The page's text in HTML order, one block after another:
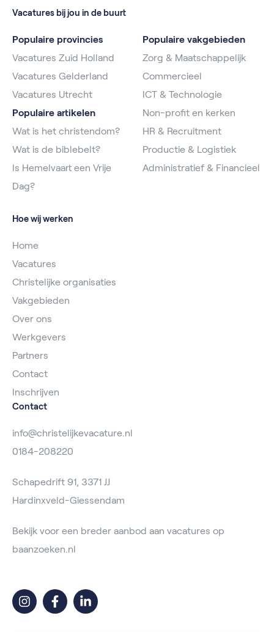
Vacatures bij jou in de buurt
Populaire provincies
Vacatures Zuid Holland
Vacatures Gelderland
Vacatures Utrecht
Populaire artikelen
Wat is het christendom?
Wat is de biblebelt?
Is Hemelvaart een Vrije
Dag?
Populaire vakgebieden
Zorg & Maatschappelijk
Commercieel
ICT & Technologie
Non-profit en kerken
HR & Recruitment
Productie & Logistiek
Administratief & Financieel
Hoe wij werken
Home
Vacatures
Christelijke organisaties
Vakgebieden
Over ons
Werkgevers
Partners
Contact
Inschrijven
Contact
info@christelijkevacature.nl
0184-208220
Schapedrift 91, 3371 JJ
Hardinxveld-Giessendam
Bekijk voor een breder aanbod aan vacatures op
baanzoeken.nl